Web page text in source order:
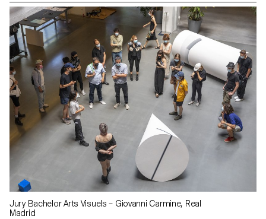
Jury Bachelor Arts Visuels – Giovanni Carmine, Real
Madrid